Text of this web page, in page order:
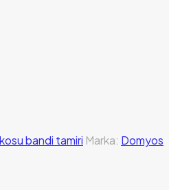
kosu bandi tamiri Marka: Domyos